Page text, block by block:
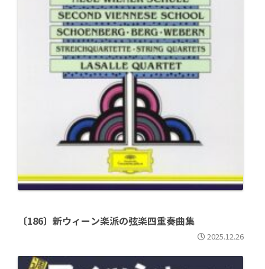
〔186〕新ウィーン楽派の弦楽四重奏曲集
2025.12.26